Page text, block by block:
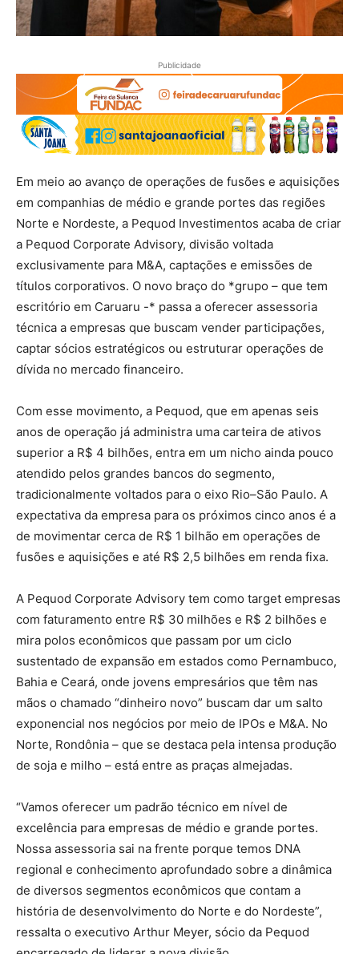
Publicidade
Em meio ao avanço de operações de fusões e aquisições
em companhias de médio e grande portes das regiões
Norte e Nordeste, a Pequod Investimentos acaba de criar
a Pequod Corporate Advisory, divisão voltada
exclusivamente para M&A, captações e emissões de
títulos corporativos. O novo braço do *grupo – que tem
escritório em Caruaru -* passa a oferecer assessoria
técnica a empresas que buscam vender participações,
captar sócios estratégicos ou estruturar operações de
dívida no mercado financeiro.
Com esse movimento, a Pequod, que em apenas seis
anos de operação já administra uma carteira de ativos
superior a R$ 4 bilhões, entra em um nicho ainda pouco
atendido pelos grandes bancos do segmento,
tradicionalmente voltados para o eixo Rio–São Paulo. A
expectativa da empresa para os próximos cinco anos é a
de movimentar cerca de R$ 1 bilhão em operações de
fusões e aquisições e até R$ 2,5 bilhões em renda fixa.
A Pequod Corporate Advisory tem como target empresas
com faturamento entre R$ 30 milhões e R$ 2 bilhões e
mira polos econômicos que passam por um ciclo
sustentado de expansão em estados como Pernambuco,
Bahia e Ceará, onde jovens empresários que têm nas
mãos o chamado “dinheiro novo” buscam dar um salto
exponencial nos negócios por meio de IPOs e M&A. No
Norte, Rondônia – que se destaca pela intensa produção
de soja e milho – está entre as praças almejadas.
“Vamos oferecer um padrão técnico em nível de
excelência para empresas de médio e grande portes.
Nossa assessoria sai na frente porque temos DNA
regional e conhecimento aprofundado sobre a dinâmica
de diversos segmentos econômicos que contam a
história de desenvolvimento do Norte e do Nordeste”,
ressalta o executivo Arthur Meyer, sócio da Pequod